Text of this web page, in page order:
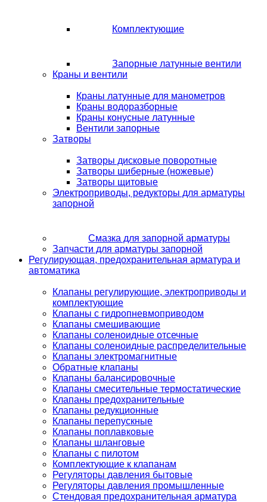
Комплектующие
Запорные латунные вентили
Краны и вентили
Краны латунные для манометров
Краны водоразборные
Краны конусные латунные
Вентили запорные
Затворы
Затворы дисковые поворотные
Затворы шиберные (ножевые)
Затворы щитовые
Электроприводы, редукторы для арматуры
запорной
Смазка для запорной арматуры
Запчасти для арматуры запорной
Регулирующая, предохранительная арматура и
автоматика
Клапаны регулирующие, электроприводы и
комплектующие
Клапаны с гидропневмоприводом
Клапаны смешивающие
Клапаны соленоидные отсечные
Клапаны соленоидные распределительные
Клапаны электромагнитные
Обратные клапаны
Клапаны балансировочные
Клапаны смесительные термостатические
Клапаны предохранительные
Клапаны редукционные
Клапаны перепускные
Клапаны поплавковые
Клапаны шланговые
Клапаны с пилотом
Комплектующие к клапанам
Регуляторы давления бытовые
Регуляторы давления промышленные
Стендовая предохранительная арматура